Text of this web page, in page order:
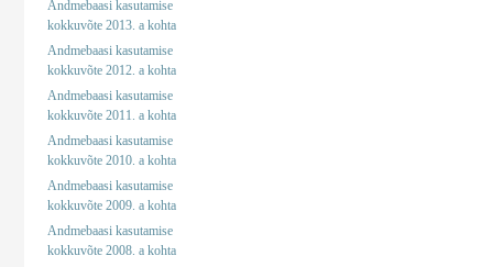
Andmebaasi kasutamise
kokkuvõte 2013. a kohta
Andmebaasi kasutamise
kokkuvõte 2012. a kohta
Andmebaasi kasutamise
kokkuvõte 2011. a kohta
Andmebaasi kasutamise
kokkuvõte 2010. a kohta
Andmebaasi kasutamise
kokkuvõte 2009. a kohta
Andmebaasi kasutamise
kokkuvõte 2008. a kohta